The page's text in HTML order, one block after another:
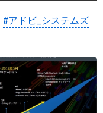
#アドビ_システムズ